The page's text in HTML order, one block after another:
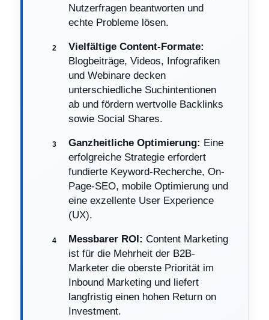
Nutzerfragen beantworten und
echte Probleme lösen.
Vielfältige Content-Formate:
Blogbeiträge, Videos, Infografiken
und Webinare decken
unterschiedliche Suchintentionen
ab und fördern wertvolle Backlinks
sowie Social Shares.
Ganzheitliche Optimierung: Eine
erfolgreiche Strategie erfordert
fundierte Keyword-Recherche, On-
Page-SEO, mobile Optimierung und
eine exzellente User Experience
(UX).
Messbarer ROI: Content Marketing
ist für die Mehrheit der B2B-
Marketer die oberste Priorität im
Inbound Marketing und liefert
langfristig einen hohen Return on
Investment.